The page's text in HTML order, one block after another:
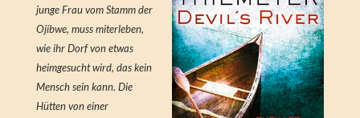
junge Frau vom Stamm der
Ojibwe, muss miterleben,
wie ihr Dorf von etwas
heimgesucht wird, das kein
Mensch sein kann. Die
Hütten von einer